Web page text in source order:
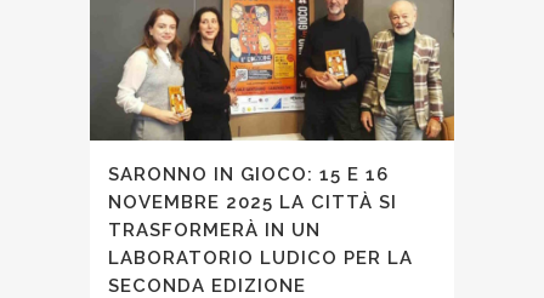
SARONNO IN GIOCO: 15 E 16
NOVEMBRE 2025 LA CITTÀ SI
TRASFORMERÀ IN UN
LABORATORIO LUDICO PER LA
SECONDA EDIZIONE